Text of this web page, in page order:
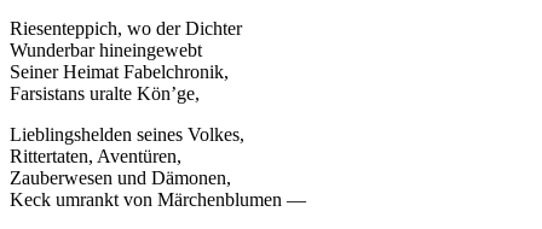
Riesenteppich, wo der Dichter
Wunderbar hineingewebt
Seiner Heimat Fabelchronik,
Farsistans uralte Kön’ge,
Lieblingshelden seines Volkes,
Rittertaten, Aventüren,
Zauberwesen und Dämonen,
Keck umrankt von Märchenblumen —